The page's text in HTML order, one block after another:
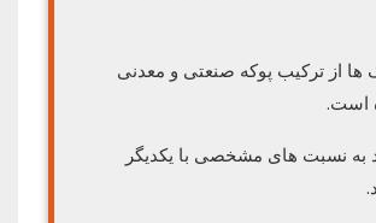
ها از ترکیب پوکه صنعتی و معدنی
است.
به نسبت های مشخصی با یکدیگر